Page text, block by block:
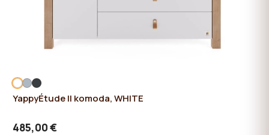
YappyÉtude II komoda, WHITE
485,00 €